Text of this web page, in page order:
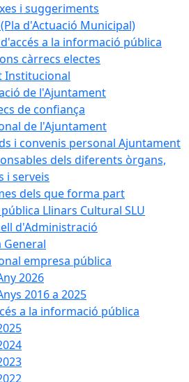
i suggeriments
d'Actuació Municipal)
a la informació pública
càrrecs electes
Institucional
de l'Ajuntament
de confiança
de l'Ajuntament
i convenis personal Ajuntament
dels diferents òrgans,
i serveis
dels que forma part
Llinars Cultural SLU
d'Administració
General
empresa pública
2026
2016 a 2025
a la informació pública